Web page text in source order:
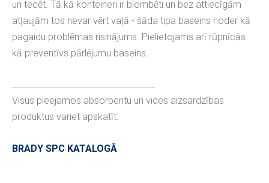
Visus pieejamos absorbentu un vides aizsardzības
produktus variet apskatīt:
BRADY SPC KATALOGĀ
un tecēt. Tā kā konteineri ir blombēti un bez attiecīgām
atļaujām tos nevar vērt vaļā - šāda tipa baseins noder kā
pagaidu problēmas risinājums. Pielietojams arī rūpnīcās
kā preventīvs pārlējumu baseins.